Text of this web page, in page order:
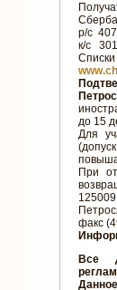
р/с
к/с
до 15
Для
При
факс
Все